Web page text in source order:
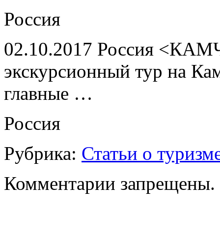
Россия
02.10.2017 Россия
экскурсионный тур на
главные …
Россия
Рубрика: Статьи о
Комментарии запрещены.